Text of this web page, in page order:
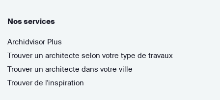
Nos services
Archidvisor Plus
Trouver un architecte selon votre type de travaux
Trouver un architecte dans votre ville
Trouver de l'inspiration